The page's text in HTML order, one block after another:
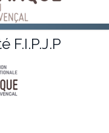
F.I.P.J.P